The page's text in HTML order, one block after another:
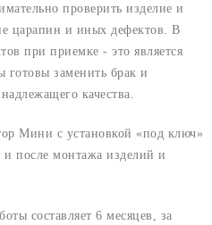
проверить изделие и
царапин и иных дефектов. В
при приемке - это является
заменить брак и
качества.
Мини с установкой «под ключ»
и после монтажа изделий и
составляет 6 месяцев, за